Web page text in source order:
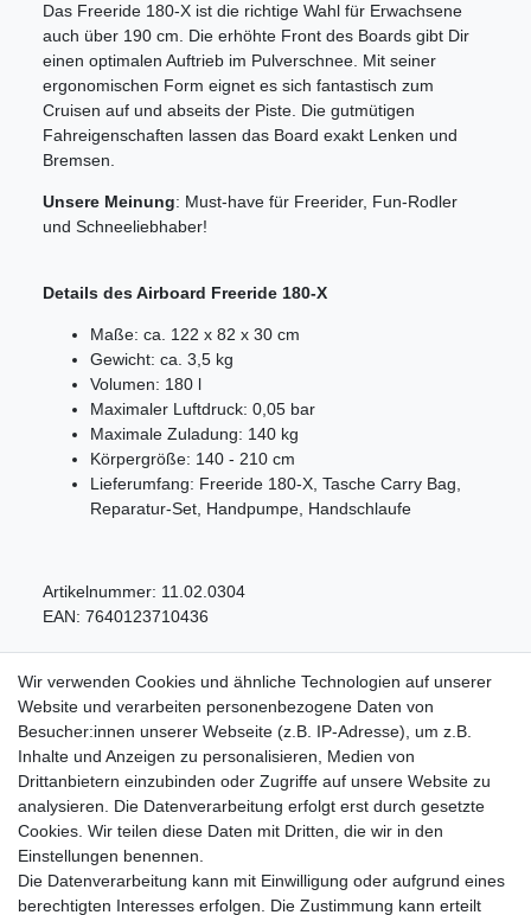
Das Freeride 180-X ist die richtige Wahl für Erwachsene
auch über 190 cm. Die erhöhte Front des Boards gibt Dir
einen optimalen Auftrieb im Pulverschnee. Mit seiner
ergonomischen Form eignet es sich fantastisch zum
Cruisen auf und abseits der Piste. Die gutmütigen
Fahreigenschaften lassen das Board exakt Lenken und
Bremsen.
Unsere Meinung: Must-have für Freerider, Fun-Rodler
und Schneeliebhaber!
Details des Airboard Freeride 180-X
Maße: ca. 122 x 82 x 30 cm
Gewicht: ca. 3,5 kg
Volumen: 180 l
Maximaler Luftdruck: 0,05 bar
Maximale Zuladung: 140 kg
Körpergröße: 140 - 210 cm
Lieferumfang: Freeride 180-X, Tasche Carry Bag,
Reparatur-Set, Handpumpe, Handschlaufe
Artikelnummer: 11.02.0304
EAN: 7640123710436
Wir verwenden Cookies und ähnliche Technologien auf unserer
Website und verarbeiten personenbezogene Daten von
Besucher:innen unserer Webseite (z.B. IP-Adresse), um z.B.
Inhalte und Anzeigen zu personalisieren, Medien von
Drittanbietern einzubinden oder Zugriffe auf unsere Website zu
analysieren. Die Datenverarbeitung erfolgt erst durch gesetzte
Cookies. Wir teilen diese Daten mit Dritten, die wir in den
Einstellungen benennen.
Die Datenverarbeitung kann mit Einwilligung oder aufgrund eines
berechtigten Interesses erfolgen. Die Zustimmung kann erteilt
Service
Zahlungarten
Versandkosten
Batterierücknahmeverordnung
Kostenloser Newsletter